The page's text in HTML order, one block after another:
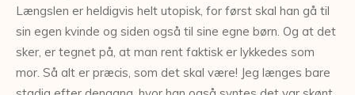
Længslen er heldigvis helt utopisk, for først skal han gå til
sin egen kvinde og siden også til sine egne børn. Og at det
sker, er tegnet på, at man rent faktisk er lykkedes som
mor. Så alt er præcis, som det skal være! Jeg længes bare